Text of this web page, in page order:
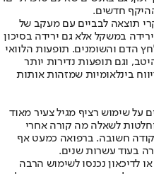
חדשים.
תוצאה לבביים עם מעקב של
במשקל אלא גם ירידה בסיכון
הדם והשומנים. תופעות הלוואי
וגם תופעות נדירות יותר
בינלאומיות שמזהות אותות
שנה, ואין נתונים על שימוש רציף מגיל צעיר מאוד
לשאלה מה קורה אחרי
חשובה. ברפואה כמעט אף
בעוד עשרות שנים.
לדיכאון נכנסו לשימוש הרבה